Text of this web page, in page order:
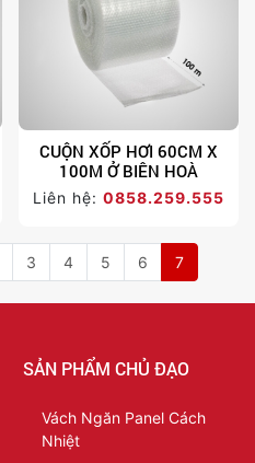
CUỘN XỐP HƠI 60CM X
100M Ở BIÊN HOÀ
Liên hệ: 0858.259.555
3 4 5 6 7
SẢN PHẨM CHỦ ĐẠO
Vách Ngăn Panel Cách
Nhiệt